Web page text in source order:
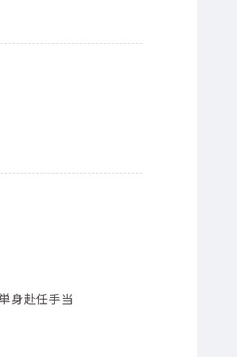
身赴任手当